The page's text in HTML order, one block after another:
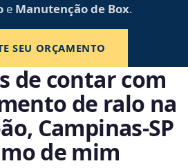
e Manutenção de Box.
SEU ORÇAMENTO
de contar com
de ralo na
Campinas‑SP
de mim